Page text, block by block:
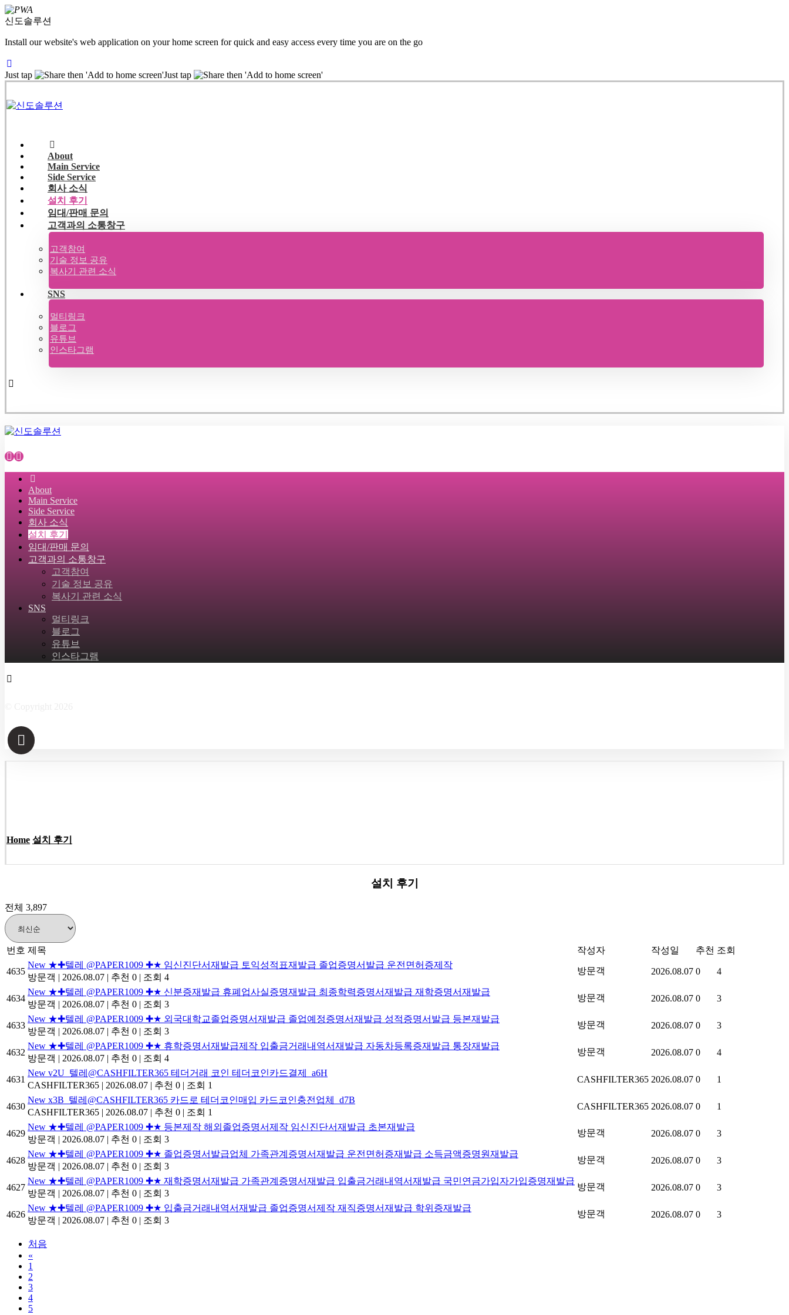
신도솔루션
Install our website's web application on your home screen for quick and easy access every time you are on the go
Just tap then 'Add to home screen'Just tap then 'Add to home screen'
About
Main Service
Side Service
회사 소식
설치 후기
임대/판매 문의
고객과의 소통창구
고객참여
기술 정보 공유
복사기 관련 소식
SNS
멀티링크
블로그
유튜브
인스타그램
About
Main Service
Side Service
회사 소식
설치 후기
임대/판매 문의
고객과의 소통창구
고객참여
기술 정보 공유
복사기 관련 소식
SNS
멀티링크
블로그
유튜브
인스타그램
Home 설치 후기
설치 후기
전체 3,897
번호 제목 작성자 작성일 추천 조회
4635
New ★✚텔레 @PAPER1009 ✚★ 임신진단서재발급 토익성적표재발급 졸업증명서발급 운전면허증제작
방문객 | 2026.08.07 | 추천 0 | 조회 4
방문객 2026.08.07 0 4
4634
New ★✚텔레 @PAPER1009 ✚★ 신분증재발급 휴폐업사실증명재발급 최종학력증명서재발급 재학증명서재발급
방문객 | 2026.08.07 | 추천 0 | 조회 3
방문객 2026.08.07 0 3
4633
New ★✚텔레 @PAPER1009 ✚★ 외국대학교졸업증명서재발급 졸업예정증명서재발급 성적증명서발급 등본재발급
방문객 | 2026.08.07 | 추천 0 | 조회 3
방문객 2026.08.07 0 3
4632
New ★✚텔레 @PAPER1009 ✚★ 휴학증명서재발급제작 입출금거래내역서재발급 자동차등록증재발급 통장재발급
방문객 | 2026.08.07 | 추천 0 | 조회 4
방문객 2026.08.07 0 4
4631
New v2U_텔레@CASHFILTER365 테더거래 코인 테더코인카드결제_a6H
CASHFILTER365 | 2026.08.07 | 추천 0 | 조회 1
CASHFILTER365 2026.08.07 0 1
4630
New x3B_텔레@CASHFILTER365 카드로 테더코인매입 카드코인충전업체_d7B
CASHFILTER365 | 2026.08.07 | 추천 0 | 조회 1
CASHFILTER365 2026.08.07 0 1
4629
New ★✚텔레 @PAPER1009 ✚★ 등본제작 해외졸업증명서제작 임신진단서재발급 초본재발급
방문객 | 2026.08.07 | 추천 0 | 조회 3
방문객 2026.08.07 0 3
4628
New ★✚텔레 @PAPER1009 ✚★ 졸업증명서발급업체 가족관계증명서재발급 운전면허증재발급 소득금액증명원재발급
방문객 | 2026.08.07 | 추천 0 | 조회 3
방문객 2026.08.07 0 3
4627
New ★✚텔레 @PAPER1009 ✚★ 재학증명서재발급 가족관계증명서재발급 입출금거래내역서재발급 국민연금가입자가입증명재발급
방문객 | 2026.08.07 | 추천 0 | 조회 3
방문객 2026.08.07 0 3
4626
New ★✚텔레 @PAPER1009 ✚★ 입출금거래내역서재발급 졸업증명서제작 재직증명서재발급 학위증재발급
방문객 | 2026.08.07 | 추천 0 | 조회 3
방문객 2026.08.07 0 3
처음
«
1
2
3
4
5